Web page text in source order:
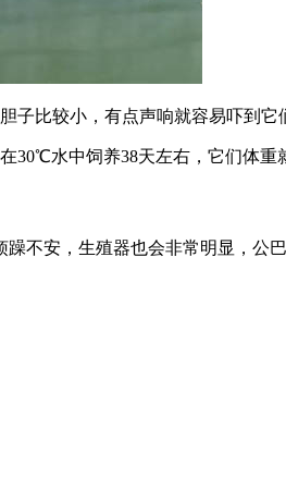
子比较小，有点声响就容易吓到
30℃水中饲养38天左右，它们体
不安，生殖器也会非常明显，